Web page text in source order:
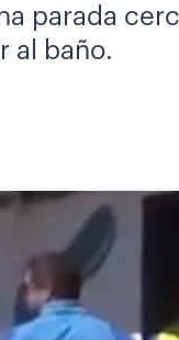
parada
al baño.